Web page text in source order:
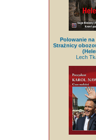
Polowanie
Strażnicy
Lech